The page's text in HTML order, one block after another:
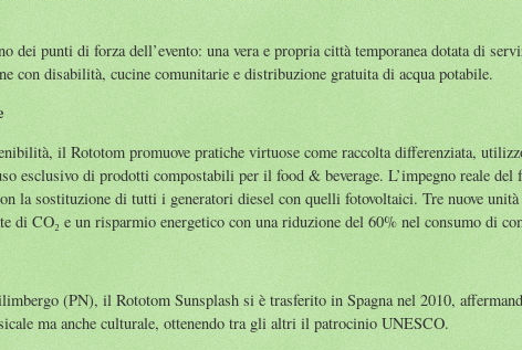
dei punti di forza dell’evento: una vera e propria città temporanea dotata di
con disabilità, cucine comunitarie e distribuzione gratuita di acqua potabile.
il Rototom promuove pratiche virtuose come raccolta differenziata,
esclusivo di prodotti compostabili per il food & beverage. L’impegno reale del
la sostituzione di tutti i generatori diesel con quelli fotovoltaici. Tre nuove
di CO₂ e un risparmio energetico con una riduzione del 60% nel consumo di
(PN), il Rototom Sunsplash si è trasferito in Spagna nel 2010,
ma anche culturale, ottenendo tra gli altri il patrocinio UNESCO.